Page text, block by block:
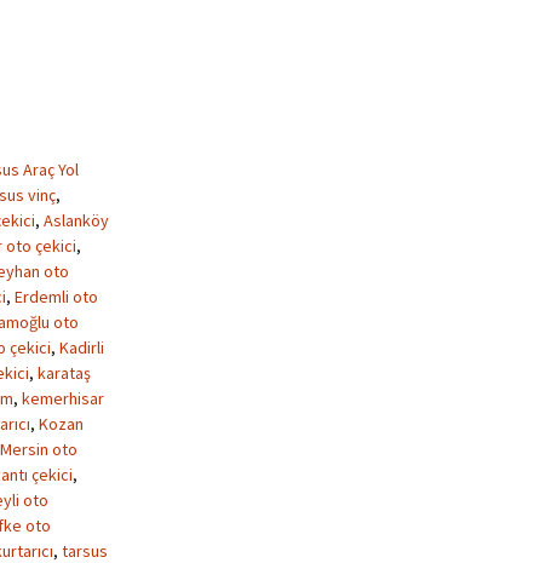
Araç Yol
vinç,
, Aslanköy
oto çekici,
oto
, Erdemli oto
oto
çekici, Kadirli
, karataş
, kemerhisar
, Kozan
Mersin oto
çekici,
oto
oto
, tarsus